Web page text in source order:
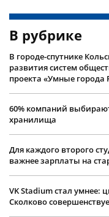
В рубрике
В городе-спутнике
развития систем
проекта «Умные города
60% компаний
хранилища
Для каждого второго
важнее зарплаты на
VK Stadium стал умнее:
Сколково